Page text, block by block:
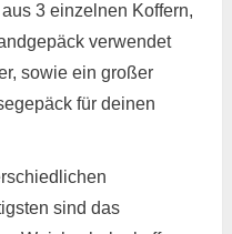
3 einzelnen Koffern,
verwendet
sowie ein großer
für deinen
sind das